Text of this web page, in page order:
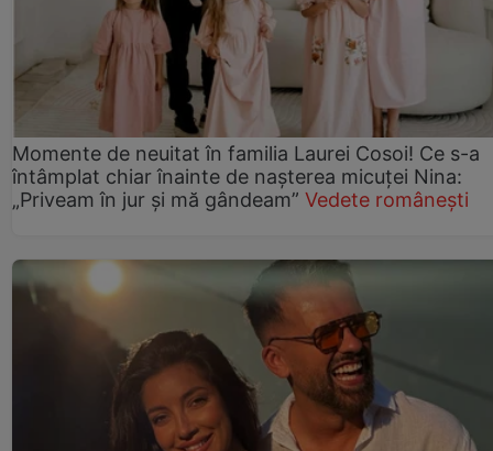
Momente de neuitat în familia Laurei Cosoi! Ce s-a
întâmplat chiar înainte de nașterea micuței Nina:
„Priveam în jur și mă gândeam” Vedete românești